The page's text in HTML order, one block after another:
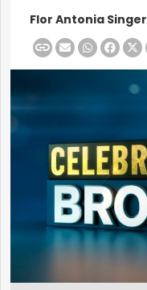
Flor Antonia Singer